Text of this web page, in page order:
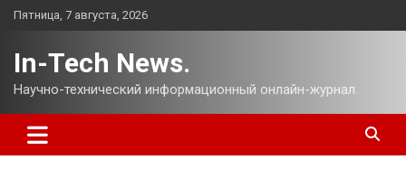
Перейти
Пятница, 7 августа, 2026
In-Tech News.
Научно-технический информационный онлайн-журнал.